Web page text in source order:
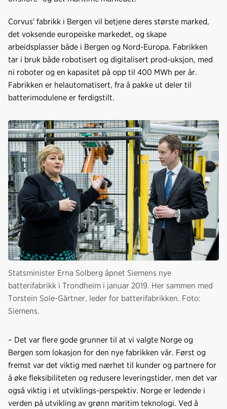
Corvus' fabrikk i Bergen vil betjene deres største marked,
det voksende europeiske markedet, og skape
arbeidsplasser både i Bergen og Nord-Europa. Fabrikken
tar i bruk både robotisert og digitalisert prod-uksjon, med
ni roboter og en kapasitet på opp til 400 MWh per år.
Fabrikken er helautomatisert, fra å pakke ut deler til
batterimodulene er ferdigstilt.
Statsminister Erna Solberg åpnet Siemens nye
batterifabrikk i Trondheim i januar 2019. Her sammen med
Torstein Sole-Gärtner, leder for batterifabrikken. Foto:
Siemens.
– Det var flere gode grunner til at vi valgte Norge og
Bergen som lokasjon for den nye fabrikken vår. Først og
fremst var det viktig med nærhet til kunder og partnere for
å øke fleksibiliteten og redusere leveringstider, men det var
også viktig i et utviklings-perspektiv. Norge er ledende i
verden på utvikling av grønn maritim teknologi. Ved å